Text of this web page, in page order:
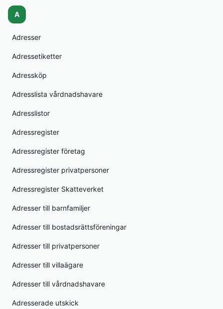
A
Adresser
Adressetiketter
Adressköp
Adresslista vårdnadshavare
Adresslistor
Adressregister
Adressregister företag
Adressregister privatpersoner
Adressregister Skatteverket
Adresser till barnfamiljer
Adresser till bostadsrättsföreningar
Adresser till privatpersoner
Adresser till villaägare
Adresser till vårdnadshavare
Adresserade utskick